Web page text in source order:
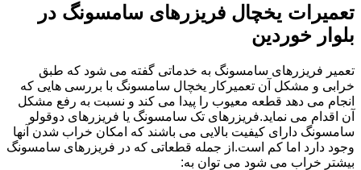
تعمیرات یخچال فریزرهای سامسونگ در
بلوار خوردین
تعمیر فریزرهای سامسونگ به خدماتی گفته می شود که طبق
خرابی و مشکل آن تعمیرکار یخچال سامسونگ با بررسی هایی که
انجام می دهد قطعه معیوب را پیدا می کند و نسبت به رفع مشکل
آن اقدام می نماید.فریزرهای تک سامسونگ یا فریزرهای دوقولو
سامسونگ دارای کیفیت بالایی می باشند که امکان خراب شدن آنها
وجود دارد اما کم است.از جمله قطعاتی که در فریزرهای سامسونگ
بیشتر خراب می شود می توان به: